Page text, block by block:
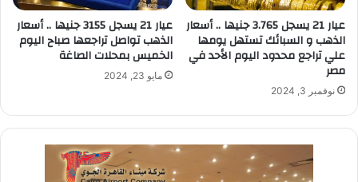
عيار 21 يسجل 3.765 جنيها .. أسعار
الذهب و السبائك تستهل يومها
علي تراجع محدود اليوم الأحد في
مصر
نوفمبر 3, 2024
عيار 21 يسجل 3155 جنيها .. أسعار
الذهب تواصل تراجعها صباح اليوم
الخميس بمحلات الصاغة
مايو 23, 2024